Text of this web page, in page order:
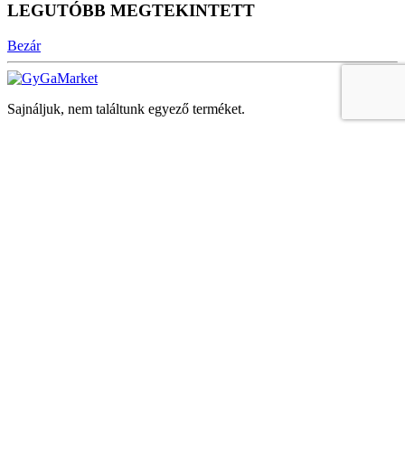
LEGUTÓBB MEGTEKINTETT
Bezár
Sajnáljuk, nem találtunk egyező terméket.